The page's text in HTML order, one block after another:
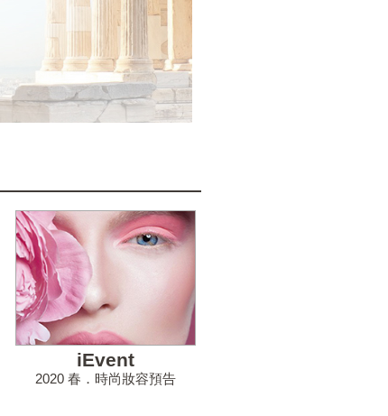
iEvent
2020 春．時尚妝容預告